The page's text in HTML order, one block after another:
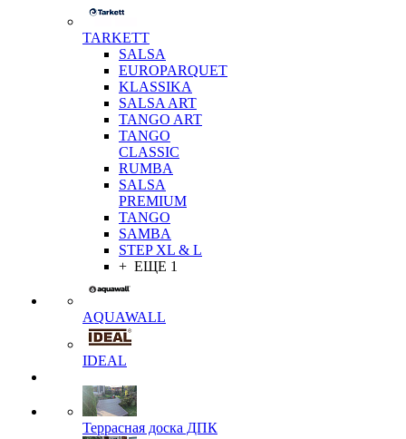
TARKETT
SALSA
EUROPARQUET
KLASSIKA
SALSA ART
TANGO ART
TANGO
CLASSIC
RUMBA
SALSA
PREMIUM
TANGO
SAMBA
STEP XL & L
+ ЕЩЕ 1
AQUAWALL
IDEAL
Террасная доска ДПК